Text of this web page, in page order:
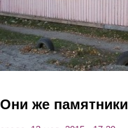
Они же памятники